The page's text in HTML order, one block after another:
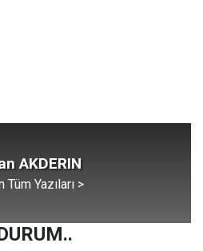
AKDERIN
Tüm Yazıları >